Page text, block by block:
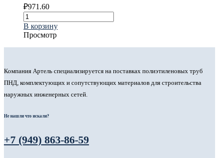
₽971.60
В корзину
Просмотр
Компания Артель специализируется на поставках полиэтиленовых труб
ПНД, комплектующих и сопутствующих материалов для строительства
наружных инженерных сетей.
Не нашли что искали?
+7 (949) 863-86-59